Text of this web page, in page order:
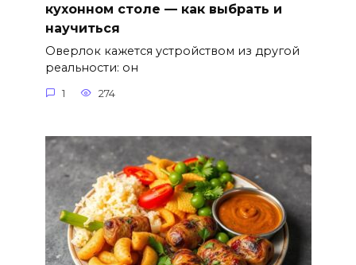
кухонном столе — как выбрать и
научиться
Оверлок кажется устройством из другой
реальности: он
1 274